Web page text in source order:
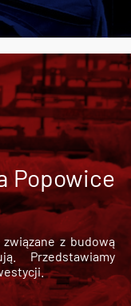
Popowice
z budową
Przedstawiamy